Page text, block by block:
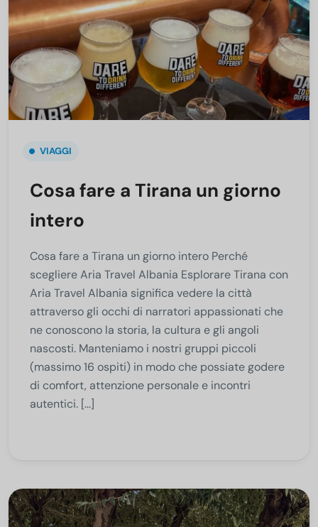
VIAGGI
Cosa fare a Tirana un giorno
intero
Cosa fare a Tirana un giorno intero Perché
scegliere Aria Travel Albania Esplorare Tirana con
Aria Travel Albania significa vedere la città
attraverso gli occhi di narratori appassionati che
ne conoscono la storia, la cultura e gli angoli
nascosti. Manteniamo i nostri gruppi piccoli
(massimo 16 ospiti) in modo che possiate godere
di comfort, attenzione personale e incontri
autentici. [...]